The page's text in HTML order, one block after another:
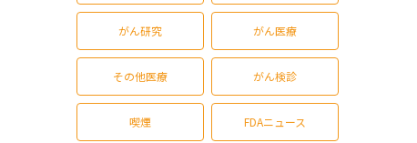
がん研究 がん医療
その他医療 がん検診
喫煙 FDAニュース